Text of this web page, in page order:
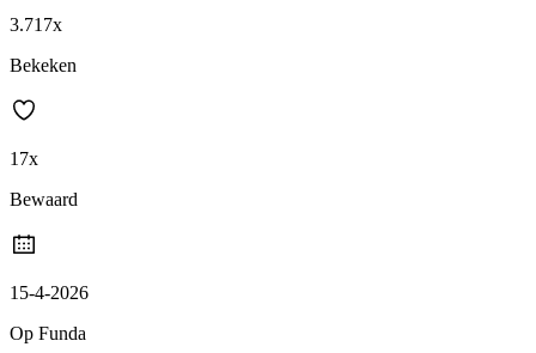
3.717x
Bekeken
17x
Bewaard
15-4-2026
Op Funda